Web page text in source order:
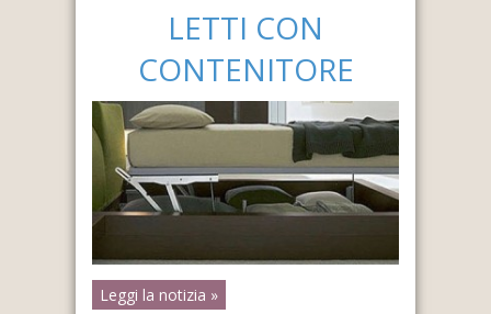
LETTI CON
CONTENITORE
Leggi la notizia »